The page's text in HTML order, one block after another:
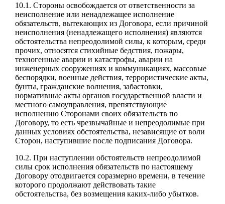
10.1. Стороны освобождается от ответственности за
неисполнение или ненадлежащее исполнение
обязательств, вытекающих из Договора, если причиной
неисполнения (ненадлежащего исполнения) являются
обстоятельства непреодолимой силы, к которым, среди
прочих, относятся стихийные бедствия, пожары,
техногенные аварии и катастрофы, аварии на
инженерных сооружениях и коммуникациях, массовые
беспорядки, военные действия, террористические акты,
бунты, гражданские волнения, забастовки,
нормативные акты органов государственной власти и
местного самоуправления, препятствующие
исполнению Сторонами своих обязательств по
Договору, то есть чрезвычайные и непреодолимые при
данных условиях обстоятельства, независящие от воли
Сторон, наступившие после подписания Договора.
10.2. При наступлении обстоятельств непреодолимой
силы срок исполнения обязательств по настоящему
Договору отодвигается соразмерно времени, в течение
которого продолжают действовать такие
обстоятельства, без возмещения каких-либо убытков.